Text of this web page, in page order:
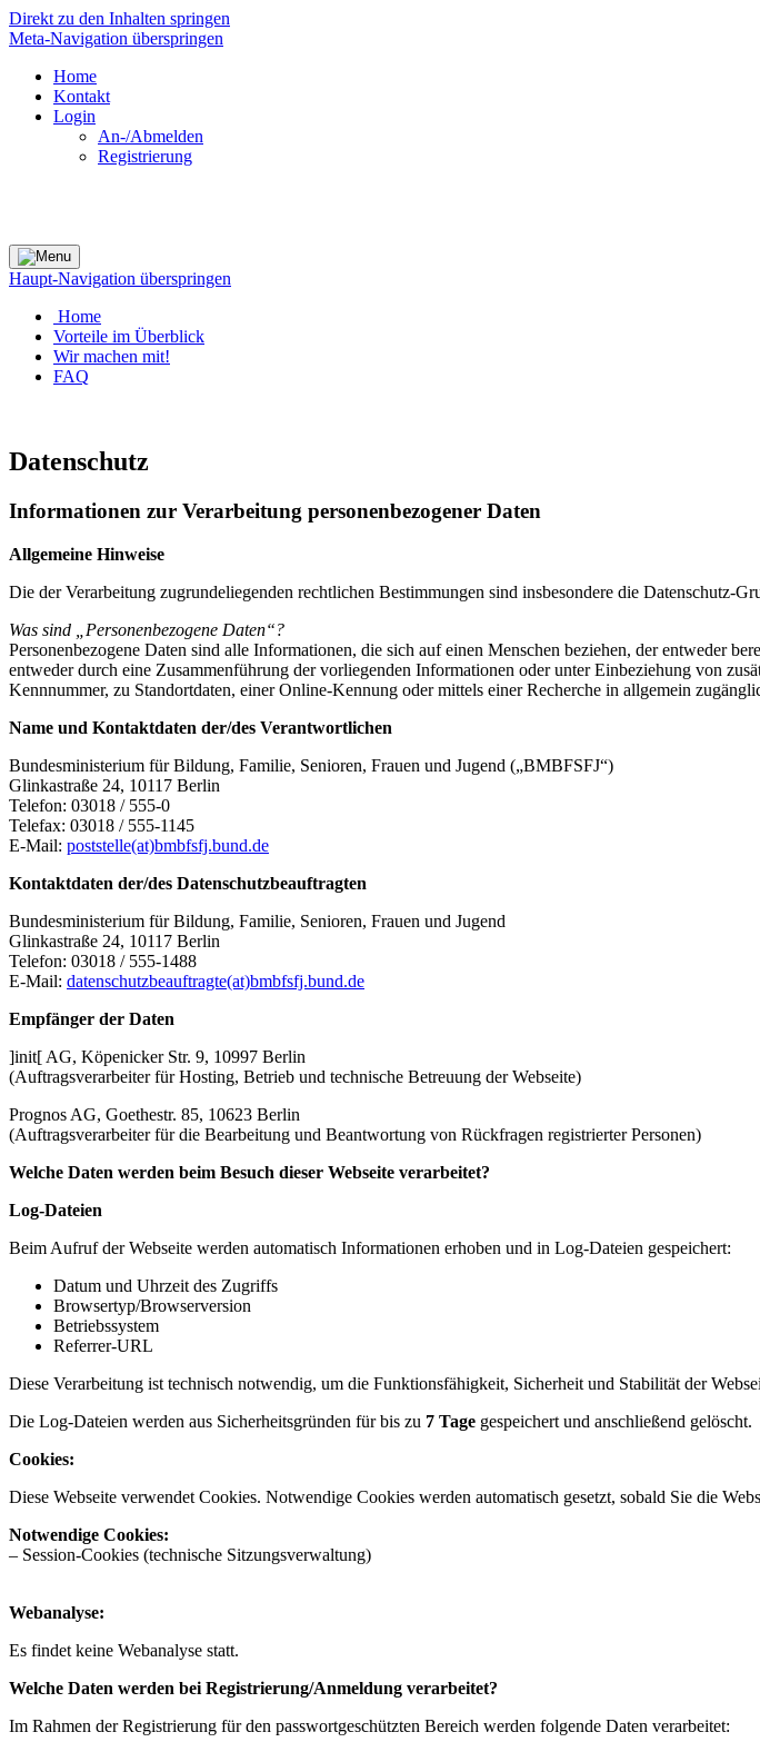
Direkt zu den Inhalten springen
Meta-Navigation überspringen
Home
Kontakt
Login
An-/Abmelden
Registrierung
Haupt-Navigation überspringen
Home
Vorteile im Überblick
Wir machen mit!
FAQ
Datenschutz
Informationen zur Verarbeitung personenbezogener Daten
Allgemeine Hinweise
Die der Verarbeitung zugrundeliegenden rechtlichen Bestimmungen sind insbesondere die
Was sind „Personenbezogene Daten“?
Personenbezogene Daten sind alle Informationen, die sich auf einen Menschen beziehen, der entweder
entweder durch eine Zusammenführung der vorliegenden Informationen oder unter Einbeziehung von
Kennnummer, zu Standortdaten, einer Online-Kennung oder mittels einer Recherche in allgemein
Name und Kontaktdaten der/des Verantwortlichen
Bundesministerium für Bildung, Familie, Senioren, Frauen und Jugend („BMBFSFJ“)
Glinkastraße 24, 10117 Berlin
Telefon: 03018 / 555‑0
Telefax: 03018 / 555‑1145
E‑Mail: poststelle(at)bmbfsfj.bund.de
Kontaktdaten der/des Datenschutzbeauftragten
Bundesministerium für Bildung, Familie, Senioren, Frauen und Jugend
Glinkastraße 24, 10117 Berlin
Telefon: 03018 / 555‑1488
E‑Mail: datenschutzbeauftragte(at)bmbfsfj.bund.de
Empfänger der Daten
]init[ AG, Köpenicker Str. 9, 10997 Berlin
(Auftragsverarbeiter für Hosting, Betrieb und technische Betreuung der Webseite)
Prognos AG, Goethestr. 85, 10623 Berlin
(Auftragsverarbeiter für die Bearbeitung und Beantwortung von Rückfragen registrierter Personen)​​
Welche Daten werden beim Besuch dieser Webseite verarbeitet?
Log‑Dateien
Beim Aufruf der Webseite werden automatisch Informationen erhoben und in Log‑Dateien gespeichert:
Datum und Uhrzeit des Zugriffs
Browsertyp/Browserversion
Betriebssystem
Referrer‑URL
Diese Verarbeitung ist technisch notwendig, um die Funktionsfähigkeit, Sicherheit und Stabilität der
Die Log‑Dateien werden aus Sicherheitsgründen für bis zu 7 Tage gespeichert und anschließend gelöscht.
Cookies:
Diese Webseite verwendet Cookies. Notwendige Cookies werden automatisch gesetzt, sobald Sie die
Notwendige Cookies:
– Session‑Cookies (technische Sitzungsverwaltung)
Webanalyse:
Es findet keine Webanalyse statt.
​​​​​​​Welche Daten werden bei Registrierung/Anmeldung verarbeitet?
Im Rahmen der Registrierung für den passwortgeschützten Bereich werden folgende Daten verarbeitet: